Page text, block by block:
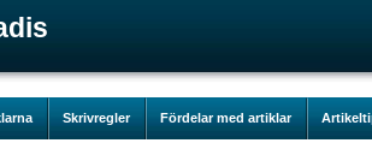
Skrivregler Fördelar med artiklar